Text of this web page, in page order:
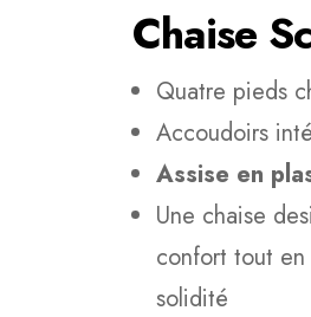
Chaise
Quatre pieds
Accoudoirs
Assise en
Une chaise
confort tout
solidité